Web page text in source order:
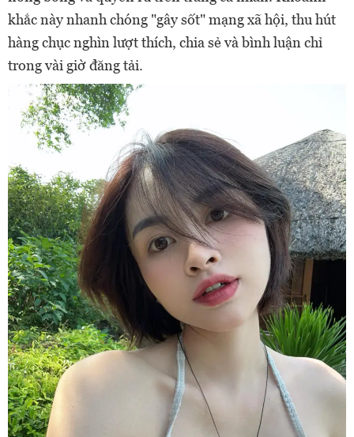
khắc này nhanh chóng "gây sốt" mạng xã hội, thu hút
hàng chục nghìn lượt thích, chia sẻ và bình luận chỉ
trong vài giờ đăng tải.